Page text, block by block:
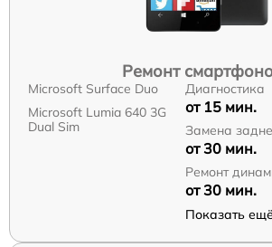
Ремонт
Microsoft Surface Duo
Microsoft Lumia 640 3G
Dual Sim
Диагностика
от 15 мин.
Замена
от 30 мин.
Ремонт
от 30 мин.
Показать